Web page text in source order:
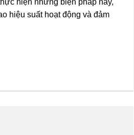
hiệu suất hoạt động và đảm